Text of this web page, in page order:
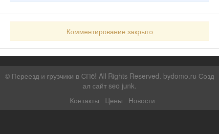
Комментирование закрыто
© Переезд и грузчики в СПб! All Rights Reserved. bydomo.ru Созд
ал сайт seo junk.
Контакты
Цены Новости